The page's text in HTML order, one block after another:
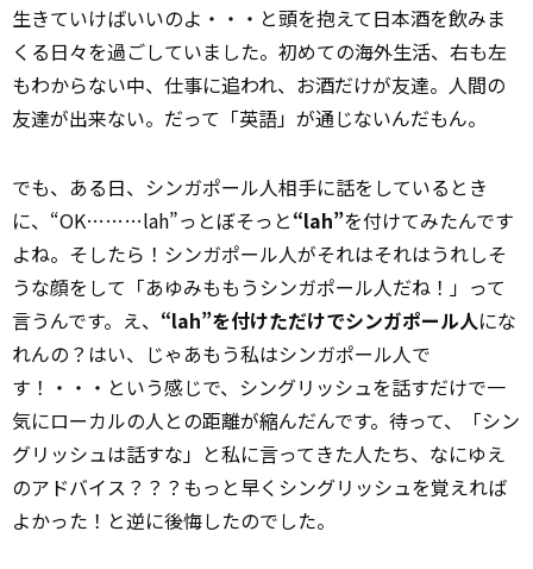
生きていけばいいのよ・・・と頭を抱えて日本酒を飲みま
くる日々を過ごしていました。初めての海外生活、右も左
もわからない中、仕事に追われ、お酒だけが友達。人間の
友達が出来ない。だって「英語」が通じないんだもん。
でも、ある日、シンガポール人相手に話をしているとき
に、“OK………lah”っとぼそっと“lah”を付けてみたんです
よね。そしたら！シンガポール人がそれはそれはうれしそ
うな顔をして「あゆみももうシンガポール人だね！」って
言うんです。え、 “lah”を付けただけでシンガポール人にな
れんの？はい、じゃあもう私はシンガポール人で
す！・・・という感じで、シングリッシュを話すだけで一
気にローカルの人との距離が縮んだんです。待って、「シン
グリッシュは話すな」と私に言ってきた人たち、なにゆえ
のアドバイス？？？もっと早くシングリッシュを覚えれば
よかった！と逆に後悔したのでした。